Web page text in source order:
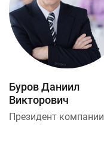
Буров Даниил
Викторович
Президент компании